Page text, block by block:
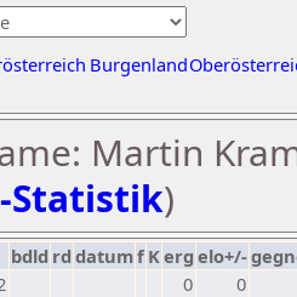
Burgenland
Martin
Statistik)
bdld rd datumf Kerg elo+/-
0
0